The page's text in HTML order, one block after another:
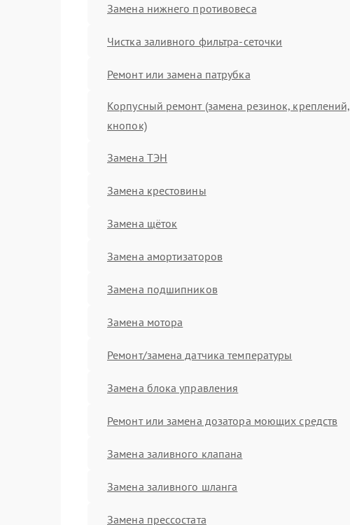
Замена нижнего противовеса
Чистка заливного фильтра-сеточки
Ремонт или замена патрубка
Корпусный ремонт (замена резинок, креплений,
кнопок)
Замена ТЭН
Замена крестовины
Замена щёток
Замена амортизаторов
Замена подшипников
Замена мотора
Ремонт/замена датчика температуры
Замена блока управления
Ремонт или замена дозатора моющих средств
Замена заливного клапана
Замена заливного шланга
Замена прессостата